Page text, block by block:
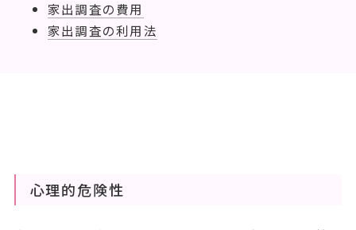
家出調査の費用
家出調査の利用法
心理的危険性